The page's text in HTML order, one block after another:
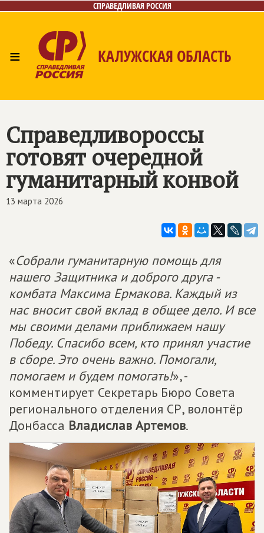
СПРАВЕДЛИВАЯ РОССИЯ
≡ КАЛУЖСКАЯ ОБЛАСТЬ
Справедливороссы
готовят очередной
гуманитарный конвой
13 марта 2026
«Собрали гуманитарную помощь для
нашего Защитника и доброго друга -
комбата Максима Ермакова. Каждый из
нас вносит свой вклад в общее дело. И все
мы своими делами приближаем нашу
Победу. Спасибо всем, кто принял участие
в сборе. Это очень важно. Помогали,
помогаем и будем помогать!», -
комментирует Секретарь Бюро Совета
регионального отделения СР, волонтёр
Донбасса Владислав Артемов.